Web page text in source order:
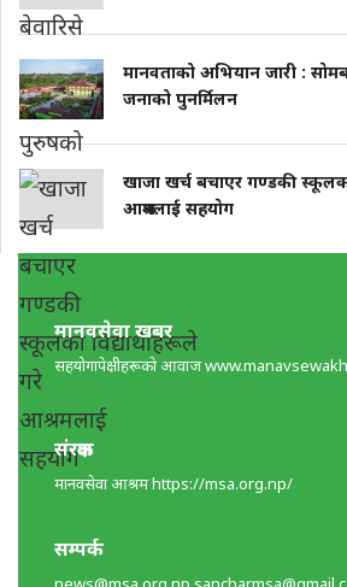
मानवताको अभियान जारी :
जनाको पुनर्मिलन
खाजा खर्च बचाएर गण्डकी
आश्रमलाई सहयाेग
मानवसेवा खबर
सहयोगापेक्षीहरूकाे आवाज
संरक्षक
मानवसेवा आश्रम https://msa.org.np/
सम्पर्क